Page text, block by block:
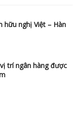
hữu nghị Việt – Hàn
trí ngân hàng được